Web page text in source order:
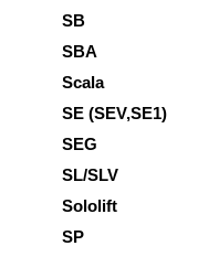
SB
SBA
Scala
SE (SEV,SE1)
SEG
SL/SLV
Sololift
SP